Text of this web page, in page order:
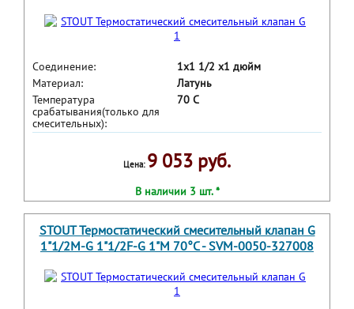
Соединение:
1x1 1/2 x1 дюйм
Материал:
Латунь
Температура
срабатывания(только для
смесительных):
70 С
Цена: 9 053 руб.
В наличии 3 шт. *
STOUT Термостатический смесительный клапан G
1"1/2M-G 1"1/2F-G 1"M 70°С - SVM-0050-327008